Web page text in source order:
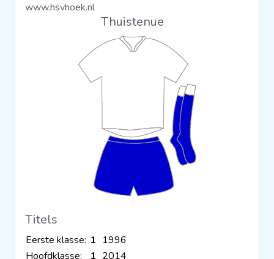
www.hsvhoek.nl
Thuistenue
Titels
Eerste klasse: 1 1996
Hoofdklasse:
1 2014